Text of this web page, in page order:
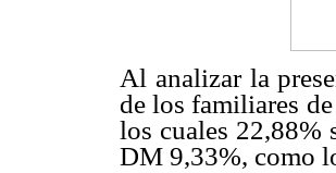
Al analizar la
de los familiares
los cuales
DM 9,33%, como